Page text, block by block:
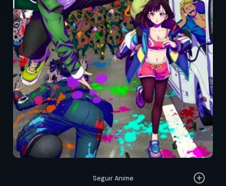
Seguir Anime